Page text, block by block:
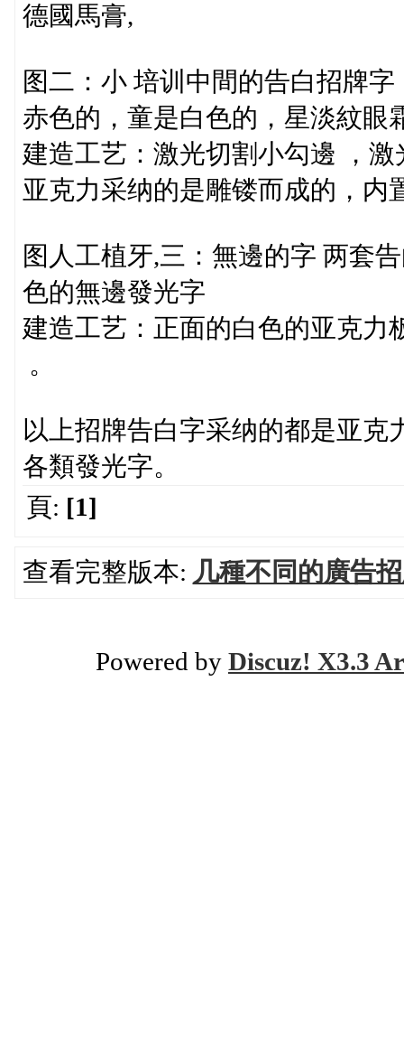
德國馬膏,
图二：小 培训中間的告白招牌
赤色的，童是白色的，星淡紋眼
建造工艺：激光切割小勾邊 ，
亚克力采纳的是雕镂而成的，内
图人工植牙,三：無邊的字 两套
色的無邊發光字
建造工艺：正面的白色的亚克
。
以上招牌告白字采纳的都是亚
各類發光字。
頁: [1]
查看完整版本: 几種不同的廣告
Powered by Discuz! X3.3